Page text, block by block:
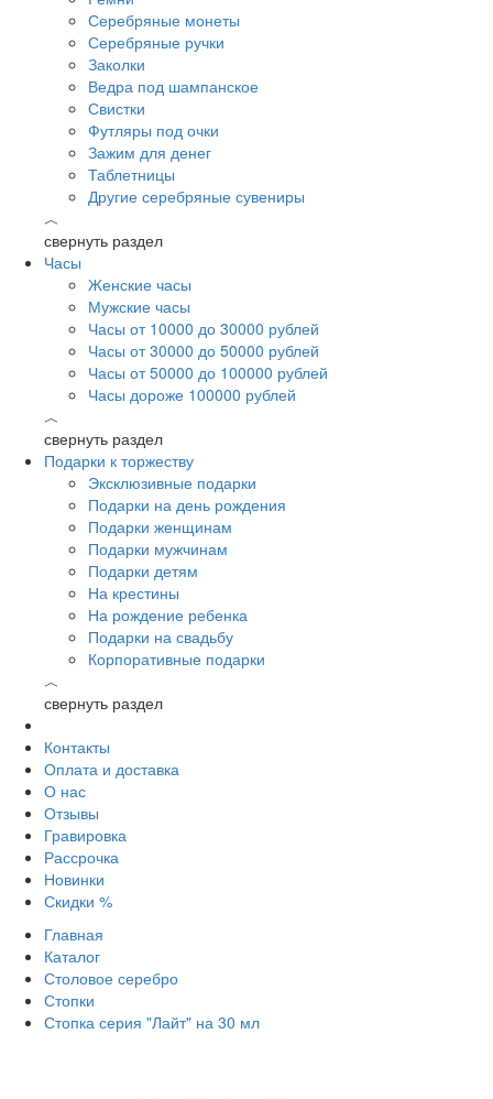
Серебряные монеты
Серебряные ручки
Заколки
Ведра под шампанское
Свистки
Футляры под очки
Зажим для денег
Таблетницы
Другие серебряные сувениры
︿
свернуть раздел
Часы
Женские часы
Мужские часы
Часы от 10000 до 30000 рублей
Часы от 30000 до 50000 рублей
Часы от 50000 до 100000 рублей
Часы дороже 100000 рублей
︿
свернуть раздел
Подарки к торжеству
Эксклюзивные подарки
Подарки на день рождения
Подарки женщинам
Подарки мужчинам
Подарки детям
На крестины
На рождение ребенка
Подарки на свадьбу
Корпоративные подарки
︿
свернуть раздел
Контакты
Оплата и доставка
О нас
Отзывы
Гравировка
Рассрочка
Новинки
Скидки %
Главная
Каталог
Столовое серебро
Стопки
Стопка серия "Лайт" на 30 мл